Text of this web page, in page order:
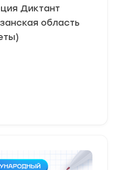
Диктант
область